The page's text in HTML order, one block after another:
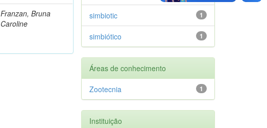
Franzan, Bruna
Caroline
1
simbiotic
1
simbiótico
Áreas de conhecimento
1
Zootecnia
Instituição